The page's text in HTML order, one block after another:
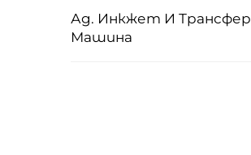
Ад. Инкжет И Трансфер
Машина